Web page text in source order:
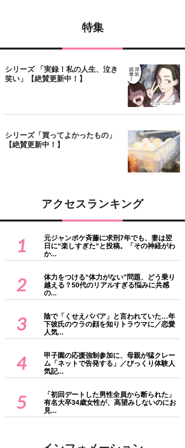
特集
シリーズ 「実録！私の人生、泣き
笑い」【絶賛更新中！】
シリーズ「買ってよかったもの」
【絶賛更新中！】
アクセスランキング
1
元ジャンポケ斉藤に求刑7年でも、妻は翌
日に“楽しすぎた“と投稿。「その神経がわ
か...
2
体力をつける“体力がない”問題、どう乗り
越える？50代のリアルすぎる悩みに共感
の...
3
陰で「くせえババア」と言われていた…年
下彼氏のウラの顔を知りトラウマに／恋愛
人気...
4
甲子園の応援強制参加に、母親が猛クレー
ム「ネットで告発する」／びっくり体験人
気記...
5
「初回デートした男性全員から断られた」
有名大卒34歳女性が、高望みしないのにお
見...